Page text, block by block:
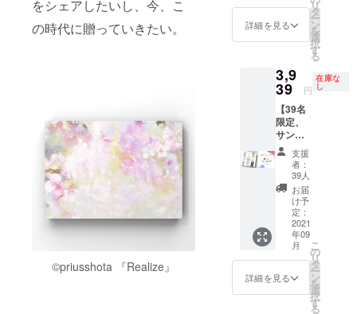
をシェアしたいし、今、こ
の時代に贈っていきたい。
©︎priusshota 『Realize』
フォト
アクリ
卓上タ
イプな
ので、
お部屋
のイン
テリア
として
も最
適。
【お好
きな作
品を選
んでい
ただき
ます
だ一度
も売れ
語りま
す。質
疑応答
【時期
は10月
~12月】
の予
定、
メール
アドレ
スにご
連絡い
たしま
す。
special
gift④ =
作品集
巻末
に、あ
なたの
展開催
と沢山
の方に
できる
ことを
楽しみ
にして
いま
す。。
！ ※本
はまと
めて、
2021年
以内に
支援者
のご住
所へお
送りし
ます。
※イベン
オフラ
インイ
ベント
ニング
パー
ティー
in
Tokyo
』限定
ご招
待、ド
リン
ク・軽
食フー
ド付き)
==リ
ターン
の説明
== ◎サ
インや
にして
お届け
しま
ンの説
明== ◎
サイン
の宛名
を希望
する場
合は
「〇〇
さん」
「〇〇
ちゃ
ん」
「〇〇
くん」
など備
考欄に
必ず敬
のサイ
ン入り
+
全国ど
こで
も】あ
なただ
けしか
見るこ
とがで
きな
い、特
別な個
展を演
出して
お届け
しま
す！+個
別解説
つき！
詳細を見る
リ
タ
ー
ン
を
選
択
す
る
3,9
39 円
在庫な
し
【39名
限定、
サン
キュー
プラ
ン】 本
一冊
+購入者
のお名
前と著
者のサ
イン入
り ==リ
ターン
の説明
支援
者：
39人
お届
け予
定：
2021
年09
月
詳細を見る
こ
の
リ
タ
ー
ン
を
選
択
す
る